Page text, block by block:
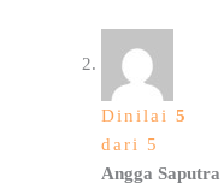
Dinilai 5
dari 5
Angga Saputra